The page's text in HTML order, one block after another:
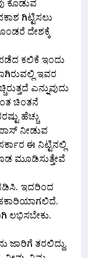
ಕೊಡುವ
ಗಿಟ್ಟಿಸಲು
ದೇಶಕ್ಕೆ
ಕಲಿಕೆ ಇಂದು
ಇವರ
ಎನ್ನುವುದು
ಚಿಂತನೆ
ಹೆಚ್ಚು
ನೀಡುವ
ಈ ನಿಟ್ಟಿನಲ್ಲಿ
ಮೂಡಿಸುತ್ತೇವೆ
ಇದರಿಂದ
ಲಭಿಸಬೇಕು.
ಜಾರಿಗೆ ತರಲಿದ್ದು,